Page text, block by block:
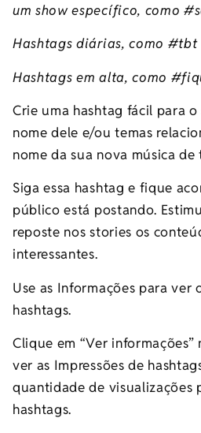
um show específico, como
Hashtags diárias, como #tbt
Hashtags em alta, como
Crie uma hashtag fácil para
nome dele e/ou temas
nome da sua nova música de
Siga essa hashtag e fique
público está postando.
reposte nos stories os
interessantes.
Use as Informações para ver
hashtags.
Clique em “Ver
ver as Impressões de
quantidade de visualizações
hashtags.